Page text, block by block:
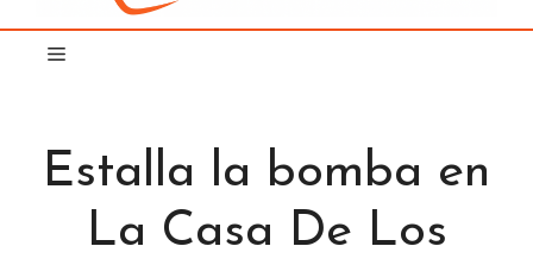
Estalla la bomba en
La Casa De Los